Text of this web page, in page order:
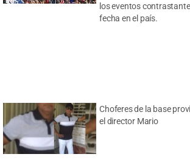
los eventos
fecha en el país.
Choferes de la base
el director Mario